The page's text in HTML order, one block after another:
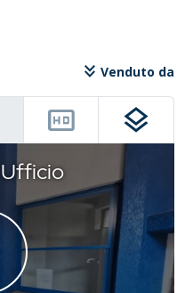
keyboard_double_arrow_down Venduto da
hd layers